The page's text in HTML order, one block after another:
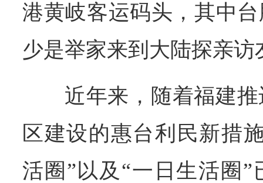
港黄岐客运码头，其中
少是举家来到大陆探亲
近年来，随着福建
区建设的惠台利民新措
活圈”以及“一日生活圈